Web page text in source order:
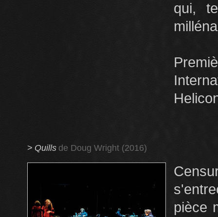
qui,
> Quills de Doug Wright (2016)
pièce